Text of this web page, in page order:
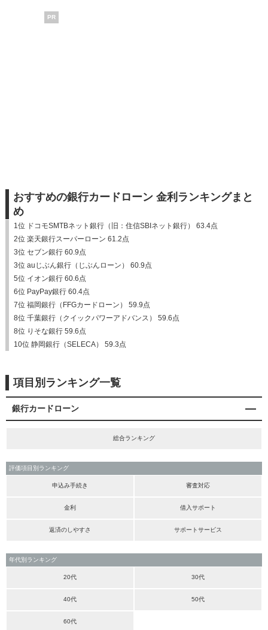
PR
おすすめの銀行カードローン 金利ランキングまと
め
1位 ドコモSMTBネット銀行（旧：住信SBIネット銀行） 63.4点
2位 楽天銀行スーパーローン 61.2点
3位 セブン銀行 60.9点
3位 auじぶん銀行（じぶんローン） 60.9点
5位 イオン銀行 60.6点
6位 PayPay銀行 60.4点
7位 福岡銀行（FFGカードローン） 59.9点
8位 千葉銀行（クイックパワーアドバンス） 59.6点
8位 りそな銀行 59.6点
10位 静岡銀行（SELECA） 59.3点
項目別ランキング一覧
銀行カードローン
総合ランキング
評価項目別ランキング
申込み手続き 審査対応
金利 借入サポート
返済のしやすさ サポートサービス
年代別ランキング
20代 30代
40代 50代
60代